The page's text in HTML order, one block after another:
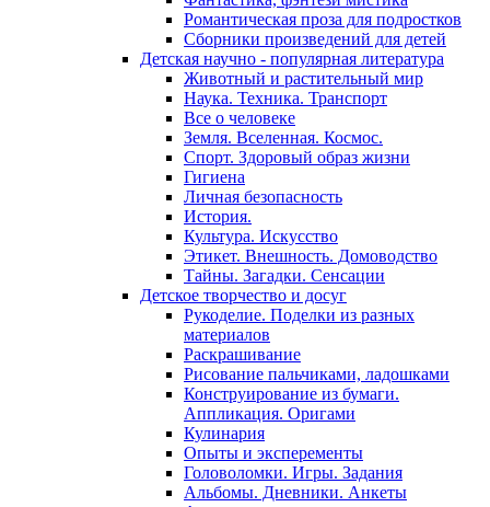
Романтическая проза для подростков
Сборники произведений для детей
Детская научно - популярная литература
Животный и растительный мир
Наука. Техника. Транспорт
Все о человеке
Земля. Вселенная. Космос.
Спорт. Здоровый образ жизни
Гигиена
Личная безопасность
История.
Культура. Искусство
Этикет. Внешность. Домоводство
Тайны. Загадки. Сенсации
Детское творчество и досуг
Рукоделие. Поделки из разных
материалов
Раскрашивание
Рисование пальчиками, ладошками
Конструирование из бумаги.
Аппликация. Оригами
Кулинария
Опыты и эксперементы
Головоломки. Игры. Задания
Альбомы. Дневники. Анкеты